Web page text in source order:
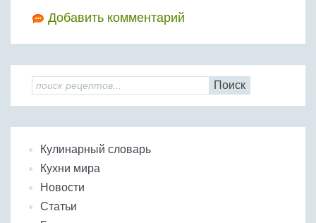
Добавить комментарий
Поиск
Кулинарный словарь
Кухни мира
Новости
Статьи